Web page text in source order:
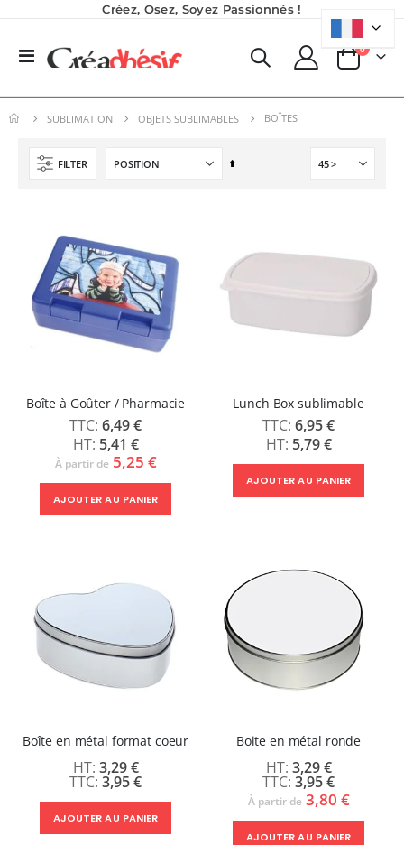
Créez, Osez, Soyez Passionnés !
Basculer
Panier
0produits
SUBLIMATION OBJETS SUBLIMABLES BOÎTES
FILTER
Par
Boîte à Goûter / Pharmacie
6,49 €
5,41 €
À partir de 5,25 €
AJOUTER AU PANIER
Lunch Box sublimable
6,95 €
5,79 €
AJOUTER AU PANIER
Boîte en métal format coeur
3,95 €
3,29 €
AJOUTER AU PANIER
Boite en métal ronde
3,95 €
3,29 €
À partir de 3,80 €
AJOUTER AU PANIER
49,00 €
40,83 €
À partir de
Pack 6L Encres pour transfert DTF avec solution de nettoyage
Rating:
0%
289,00 €
240,83 €
Rating:
Imprimante UV LED SureColor SC-V1000 EPSON - Garantie 3 ans